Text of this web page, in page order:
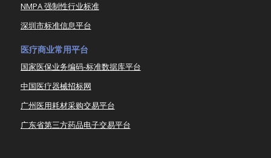
NMPA 强制性行业标准
深圳市标准信息平台
医疗商业常用平台
国家医保业务编码-标准数据库平台
中国医疗器械招标网
广州医用耗材采购交易平台
广东省第三方药品电子交易平台